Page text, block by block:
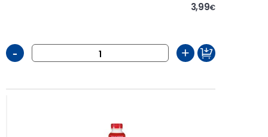
3,99€
- +